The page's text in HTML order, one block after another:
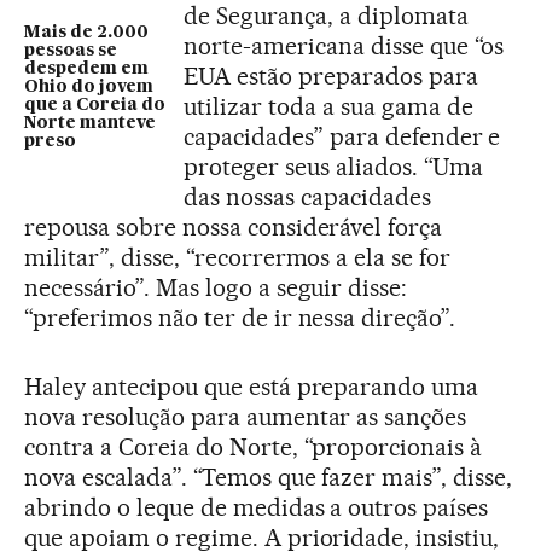
Mais de 2.000
pessoas se
despedem em
Ohio do jovem
que a Coreia do
Norte manteve
preso
de Segurança, a diplomata
norte-americana disse que “os
EUA estão preparados para
utilizar toda a sua gama de
capacidades” para defender e
proteger seus aliados. “Uma
das nossas capacidades
repousa sobre nossa considerável força
militar”, disse, “recorrermos a ela se for
necessário”. Mas logo a seguir disse:
“preferimos não ter de ir nessa direção”.
Haley antecipou que está preparando uma
nova resolução para aumentar as sanções
contra a Coreia do Norte, “proporcionais à
nova escalada”. “Temos que fazer mais”, disse,
abrindo o leque de medidas a outros países
que apoiam o regime. A prioridade, insistiu,